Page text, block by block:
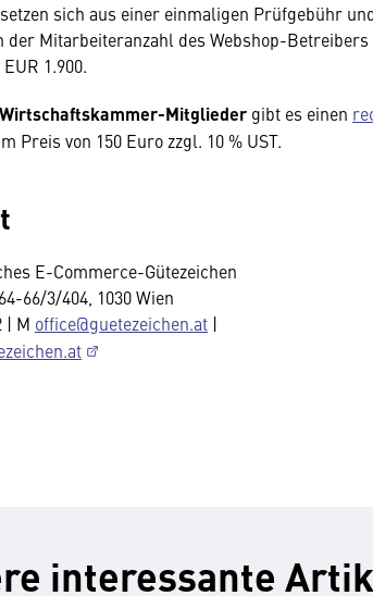
setzen sich aus einer einmaligen Prüfgebühr
der Mitarbeiteranzahl des Webshop-
1.900.
Mitglieder gibt es einen
Preis von 150 Euro zzgl. 10 % UST.
E-Commerce-Gütezeichen
66/3/404, 1030 Wien
| M office@guetezeichen.at |
interessante